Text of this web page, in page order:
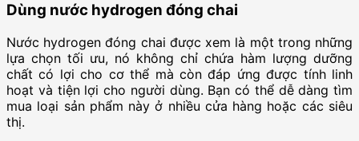
Dùng nước hydrogen đóng chai
Nước hydrogen đóng chai được xem là một trong những
lựa chọn tối ưu, nó không chỉ chứa hàm lượng dưỡng
chất có lợi cho cơ thể mà còn đáp ứng được tính linh
hoạt và tiện lợi cho người dùng. Bạn có thể dễ dàng tìm
mua loại sản phẩm này ở nhiều cửa hàng hoặc các siêu
thị.